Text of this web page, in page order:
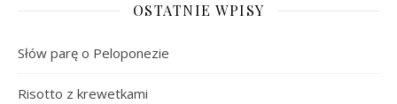
OSTATNIE WPISY
Słów parę o Peloponezie
Risotto z krewetkami